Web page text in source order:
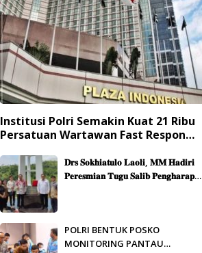
Institusi Polri Semakin Kuat 21 Ribu
Persatuan Wartawan Fast Respon
𝐃𝐫𝐬 𝐒𝐨𝐤𝐡𝐢𝐚𝐭𝐮𝐥𝐨 𝐋𝐚𝐨𝐥𝐢, 𝐌𝐌 𝐇𝐚𝐝𝐢𝐫𝐢
𝐏𝐞𝐫𝐞𝐬𝐦𝐢𝐚𝐧 𝐓𝐮𝐠𝐮 𝐒𝐚𝐥𝐢𝐛 𝐏𝐞𝐧𝐠𝐡𝐚𝐫𝐚𝐩𝐚𝐧
POLRI BENTUK POSKO
MONITORING PANTAU